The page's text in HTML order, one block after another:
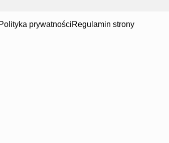
Polityka prywatnościRegulamin strony